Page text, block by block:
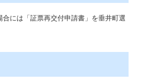
には「証票再交付申請書」を垂井町選